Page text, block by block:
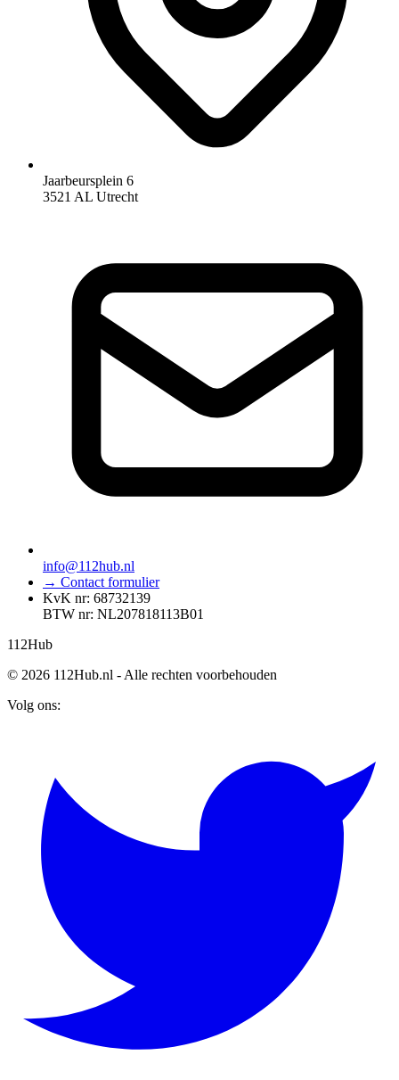
Jaarbeursplein 6
3521 AL Utrecht
info@112hub.nl
→ Contact formulier
KvK nr: 68732139
BTW nr: NL207818113B01
112Hub
© 2026 112Hub.nl - Alle rechten voorbehouden
Volg ons: